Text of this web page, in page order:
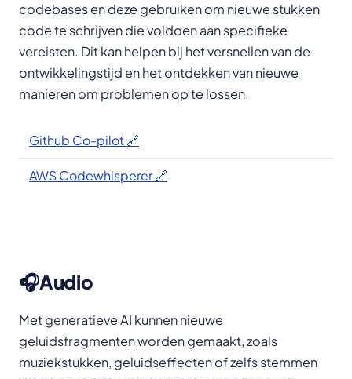
codebases en deze gebruiken om nieuwe stukken
code te schrijven die voldoen aan specifieke
vereisten. Dit kan helpen bij het versnellen van de
ontwikkelingstijd en het ontdekken van nieuwe
manieren om problemen op te lossen.
Github Co-pilot 🔗
AWS Codewhisperer 🔗
🎧Audio
Met generatieve AI kunnen nieuwe
geluidsfragmenten worden gemaakt, zoals
muziekstukken, geluidseffecten of zelfs stemmen